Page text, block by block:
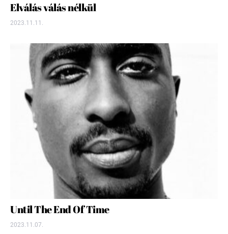
Elválás válás nélkül
2023.11.11.
Until The End Of Time
2023.11.07.